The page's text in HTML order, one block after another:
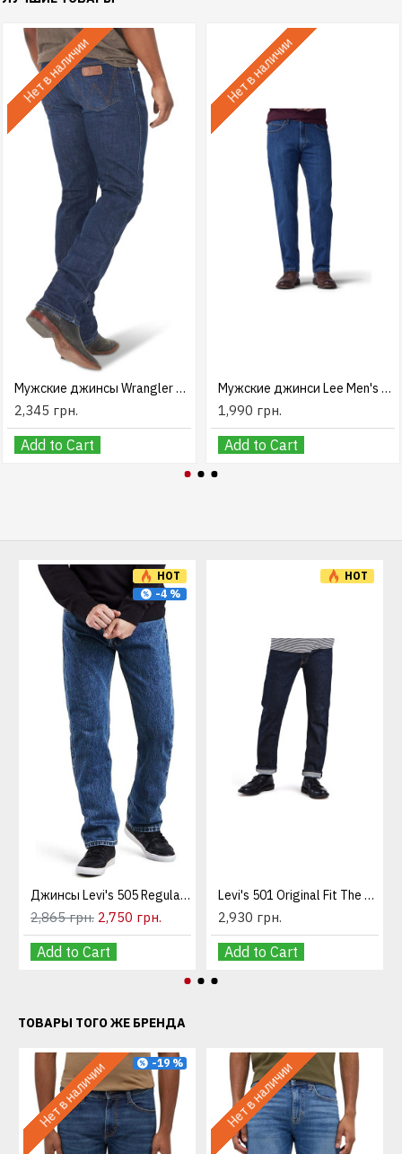
Нет в наличии
Мужские джинсы Wrangler Men's Retro Straight Leg Green USA
2,345 грн.
Add to Cart
Нет в наличии
Мужские джинси Lee Men's Regular Fit Straight Leg Jeans
1,990 грн.
Add to Cart
HOT
-4 %
Джинсы Levi's 505 Regular Fit Medium Stonewash
2,865 грн. 2,750 грн.
Add to Cart
HOT
Levi's 501 Original Fit The Rose
2,930 грн.
Add to Cart
ТОВАРЫ ТОГО ЖЕ БРЕНДА
-19 %
Нет в наличии Нет в наличии